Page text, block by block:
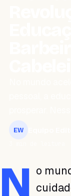
EW
N o